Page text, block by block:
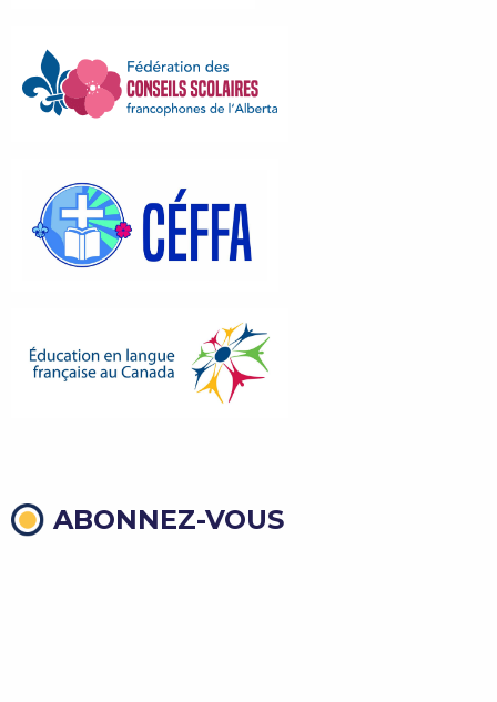
ABONNEZ-VOUS